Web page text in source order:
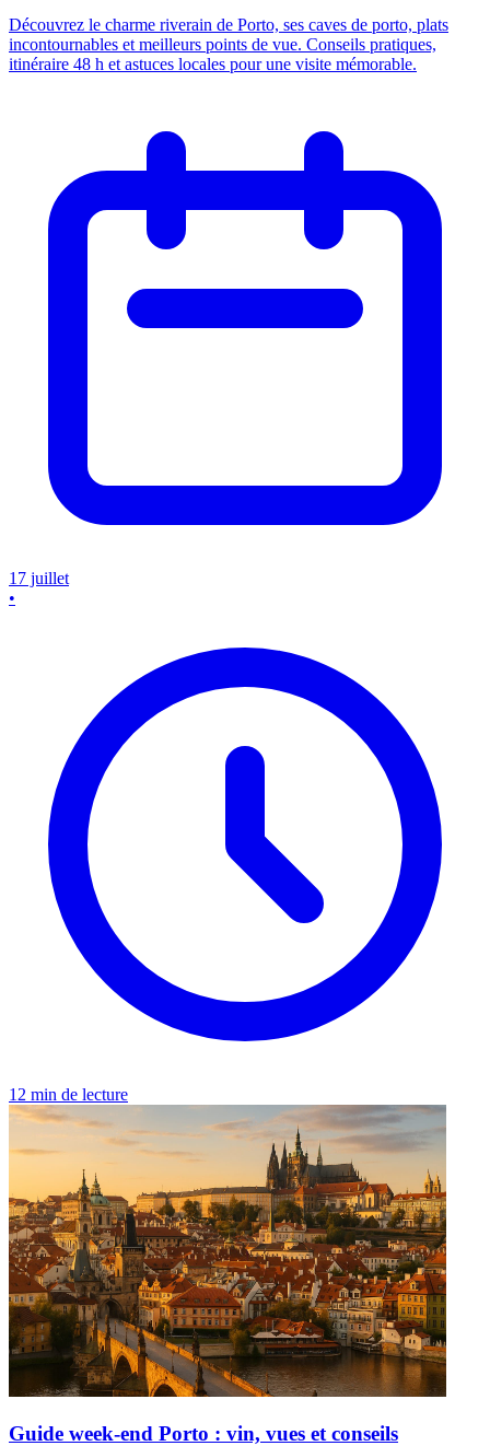
Découvrez le charme riverain de Porto, ses caves de porto, plats
incontournables et meilleurs points de vue. Conseils pratiques,
itinéraire 48 h et astuces locales pour une visite mémorable.
17 juillet
•
12 min de lecture
Guide week-end Porto : vin, vues et conseils